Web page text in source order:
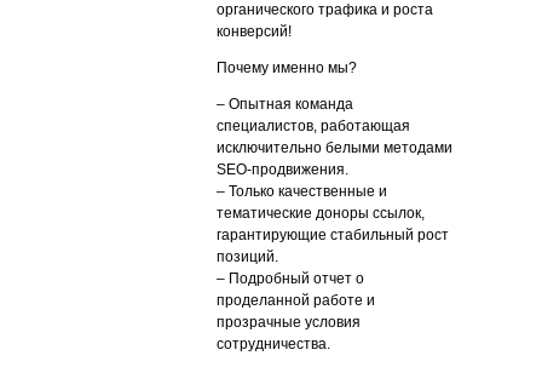
органического трафика и роста
конверсий!
Почему именно мы?
– Опытная команда
специалистов, работающая
исключительно белыми методами
SEO-продвижения.
– Только качественные и
тематические доноры ссылок,
гарантирующие стабильный рост
позиций.
– Подробный отчет о
проделанной работе и
прозрачные условия
сотрудничества.